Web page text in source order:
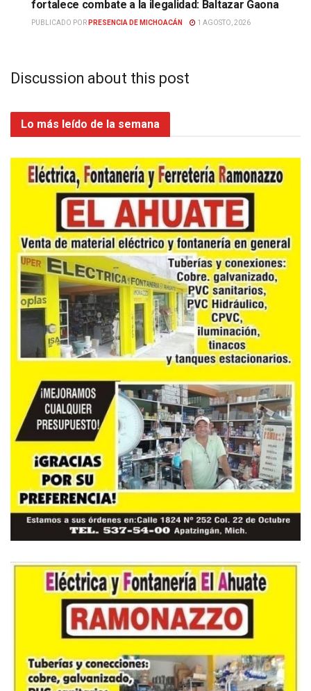
fortalece combate a la ilegalidad: Baltazar Gaona
PUBLICADO POR PRESENCIA DE MICHOACÁN 1 AGOSTO, 2026
Discussion about this post
Lo más leído de la semana